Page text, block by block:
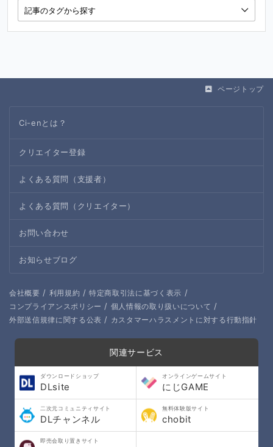
ページトップ
Ci-enとは？
クリエイター登録
よくある質問（支援者）
よくある質問（クリエイター）
お問い合わせ
お知らせブログ
会社概要 / 利用規約 / 特定商取引法に基づく表示 /
コンプライアンスポリシー / 個人情報の取り扱いについて /
外部送信規律に関する公表 / カスタマーハラスメントに対する行動指針
関連サービス
ダウンロードショップ
DLsite
オンラインゲームサイト
にじGAME
二次元コミュニティサイト
DLチャンネル
無料体験版サイト
chobit
即売会取り置きサイト